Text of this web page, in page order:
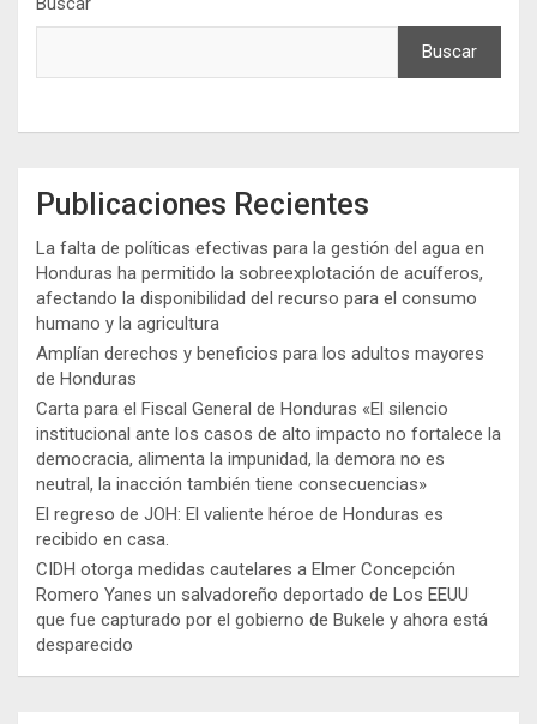
Buscar
Publicaciones Recientes
La falta de políticas efectivas para la gestión del agua en
Honduras ha permitido la sobreexplotación de acuíferos,
afectando la disponibilidad del recurso para el consumo
humano y la agricultura
Amplían derechos y beneficios para los adultos mayores
de Honduras
Carta para el Fiscal General de Honduras «El silencio
institucional ante los casos de alto impacto no fortalece la
democracia, alimenta la impunidad, la demora no es
neutral, la inacción también tiene consecuencias»
El regreso de JOH: El valiente héroe de Honduras es
recibido en casa.
CIDH otorga medidas cautelares a Elmer Concepción
Romero Yanes un salvadoreño deportado de Los EEUU
que fue capturado por el gobierno de Bukele y ahora está
desparecido